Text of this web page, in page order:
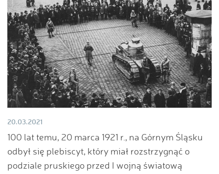
20.03.2021
100 lat temu, 20 marca 1921 r., na Górnym Śląsku
odbył się plebiscyt, który miał rozstrzygnąć o
podziale pruskiego przed I wojną światową